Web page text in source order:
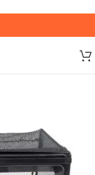
August - 18